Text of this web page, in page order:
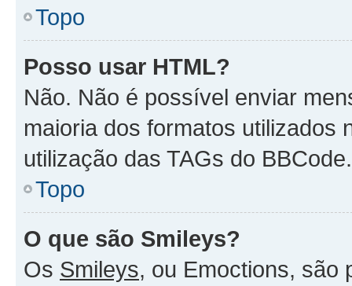
Topo
Posso usar HTML?
Não. Não é possível enviar
maioria dos formatos utilizados
utilização das TAGs do BBCode.
Topo
O que são Smileys?
Os Smileys, ou Emoctions, são